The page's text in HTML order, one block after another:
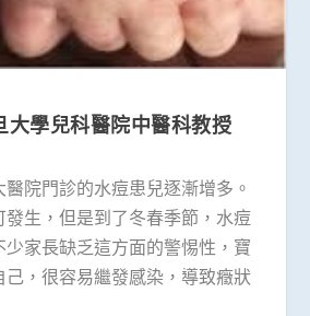
大學兒科醫院中醫科教授
院門診的水痘患兒逐漸增多。
發生，但是到了冬春季節，水痘
家長缺乏這方面的警惕性，寶
己，很容易繼發感染，導致癥狀